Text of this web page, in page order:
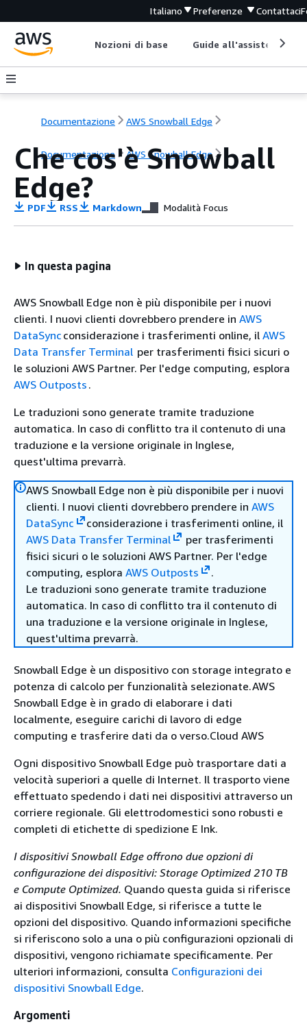
Italiano Preferenze Contattaci
Nozioni di base Guide all'assistenza
Documentazione AWS Snowball Edge
Documentazione AWS Snowball Edge
Che cos'è Snowball
Edge?
PDF RSS Markdown Modalità Focus
In questa pagina
AWS Snowball Edge non è più disponibile per i nuovi
clienti. I nuovi clienti dovrebbero prendere in AWS
DataSync considerazione i trasferimenti online, il AWS
Data Transfer Terminal per trasferimenti fisici sicuri o
le soluzioni AWS Partner. Per l'edge computing, esplora
AWS Outposts .
Le traduzioni sono generate tramite traduzione
automatica. In caso di conflitto tra il contenuto di una
traduzione e la versione originale in Inglese,
quest'ultima prevarrà.
AWS Snowball Edge non è più disponibile per i nuovi
clienti. I nuovi clienti dovrebbero prendere in AWS
DataSync
considerazione i trasferimenti online, il
AWS Data Transfer Terminal
per trasferimenti
fisici sicuri o le soluzioni AWS Partner. Per l'edge
computing, esplora AWS Outposts
.
Le traduzioni sono generate tramite traduzione
automatica. In caso di conflitto tra il contenuto di
una traduzione e la versione originale in Inglese,
quest'ultima prevarrà.
Snowball Edge è un dispositivo con storage integrato e
potenza di calcolo per funzionalità selezionate.AWS
Snowball Edge è in grado di elaborare i dati
localmente, eseguire carichi di lavoro di edge
computing e trasferire dati da o verso.Cloud AWS
Ogni dispositivo Snowball Edge può trasportare dati a
velocità superiori a quelle di Internet. Il trasporto viene
effettuato spedendo i dati nei dispositivi attraverso un
corriere regionale. Gli elettrodomestici sono robusti e
completi di etichette di spedizione E Ink.
I dispositivi Snowball Edge offrono due opzioni di
configurazione dei dispositivi: Storage Optimized 210 TB
e Compute Optimized. Quando questa guida si riferisce
ai dispositivi Snowball Edge, si riferisce a tutte le
opzioni del dispositivo. Quando informazioni specifiche
si riferiscono solo a una o più configurazioni opzionali di
dispositivi, vengono richiamate specificamente. Per
ulteriori informazioni, consulta Configurazioni dei
dispositivi Snowball Edge.
Argomenti